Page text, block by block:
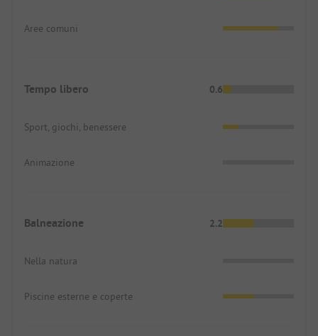
Aree comuni
Tempo libero 0.6
Sport, giochi, benessere
Animazione
Balneazione 2.2
Nella natura
Piscine esterne e coperte